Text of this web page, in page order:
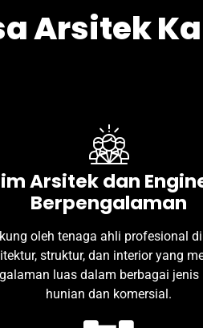
Arsitek
Arsitek dan
Berpengalaman
oleh tenaga ahli profesional
struktur, dan interior yang
luas dalam berbagai jenis
hunian dan komersial.